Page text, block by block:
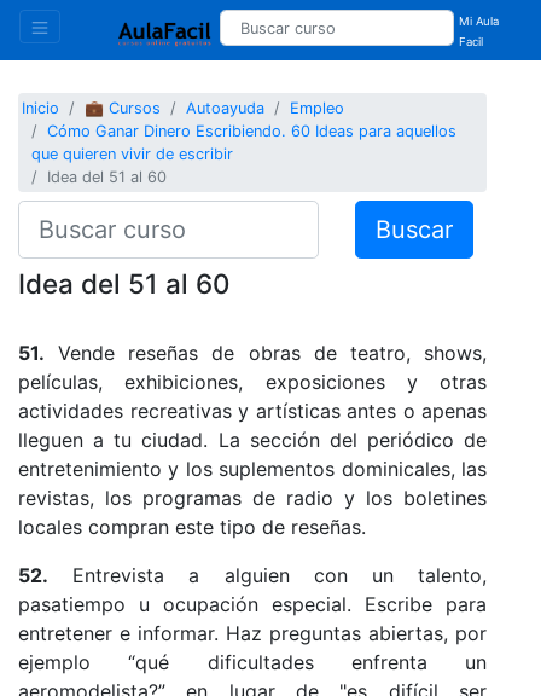
Mi Aula
Facil
Inicio 💼 Cursos Autoayuda
Empleo
Cómo Ganar Dinero Escribiendo. 60 Ideas para aquellos
que quieren vivir de escribir
Idea del 51 al 60
Buscar
Idea del 51 al 60
51. Vende reseñas de obras de teatro, shows,
películas, exhibiciones, exposiciones y otras
actividades recreativas y artísticas antes o apenas
lleguen a tu ciudad. La sección del periódico de
entretenimiento y los suplementos dominicales, las
revistas, los programas de radio y los boletines
locales compran este tipo de reseñas.
52. Entrevista a alguien con un talento,
pasatiempo u ocupación especial. Escribe para
entretener e informar. Haz preguntas abiertas, por
ejemplo “qué dificultades enfrenta un
aeromodelista?” en lugar de "es difícil ser